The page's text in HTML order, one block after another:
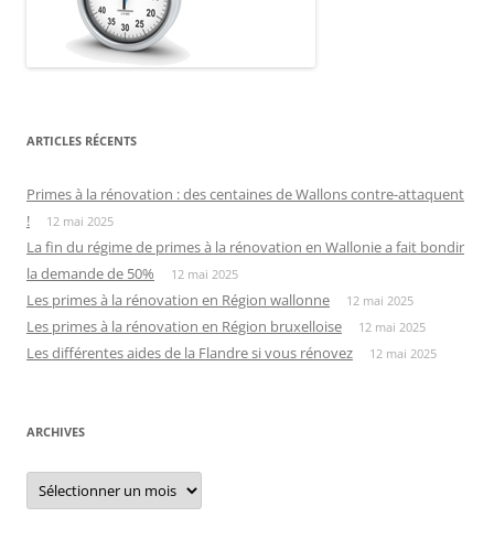
ARTICLES RÉCENTS
Primes à la rénovation : des centaines de Wallons contre-attaquent
!
12 mai 2025
La fin du régime de primes à la rénovation en Wallonie a fait bondir
la demande de 50%
12 mai 2025
Les primes à la rénovation en Région wallonne 12 mai 2025
Les primes à la rénovation en Région bruxelloise 12 mai 2025
Les différentes aides de la Flandre si vous rénovez 12 mai 2025
ARCHIVES
Archives